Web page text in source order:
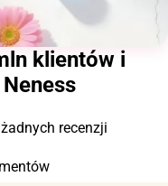
klientów i
recenzji